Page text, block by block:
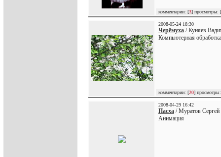
комментарии: [3] просмотры: [
2008-05-24 18:30
Черёмуха / Куняев
Компьютерная
комментарии: [20]
2008-04-29 16:42
Пасха / Муратов Сергей
Анимация